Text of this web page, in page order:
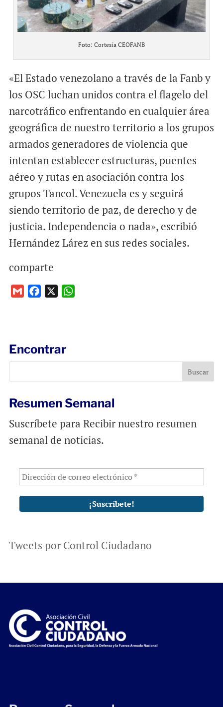
Foto: Cortesía CEOFANB
«El Estado venezolano a través de la Fanb y
los OSC luchan unidos contra el flagelo del
narcotráfico enfrentando en cualquier área
geográfica de nuestro territorio a los grupos
armados generadores de violencia que
intentan establecer estructuras, puentes
aéreo y rutas en asociación contra los
grupos Tancol. Venezuela es y seguirá
siendo territorio de paz, de derecho y de
justicia. Independencia o nada», escribió
Hernández Lárez en sus redes sociales.
comparte
o
k
p
Encontrar
Resumen Semanal
Suscríbete para Recibir nuestro resumen
semanal de noticias.
Tweets por Control Ciudadano